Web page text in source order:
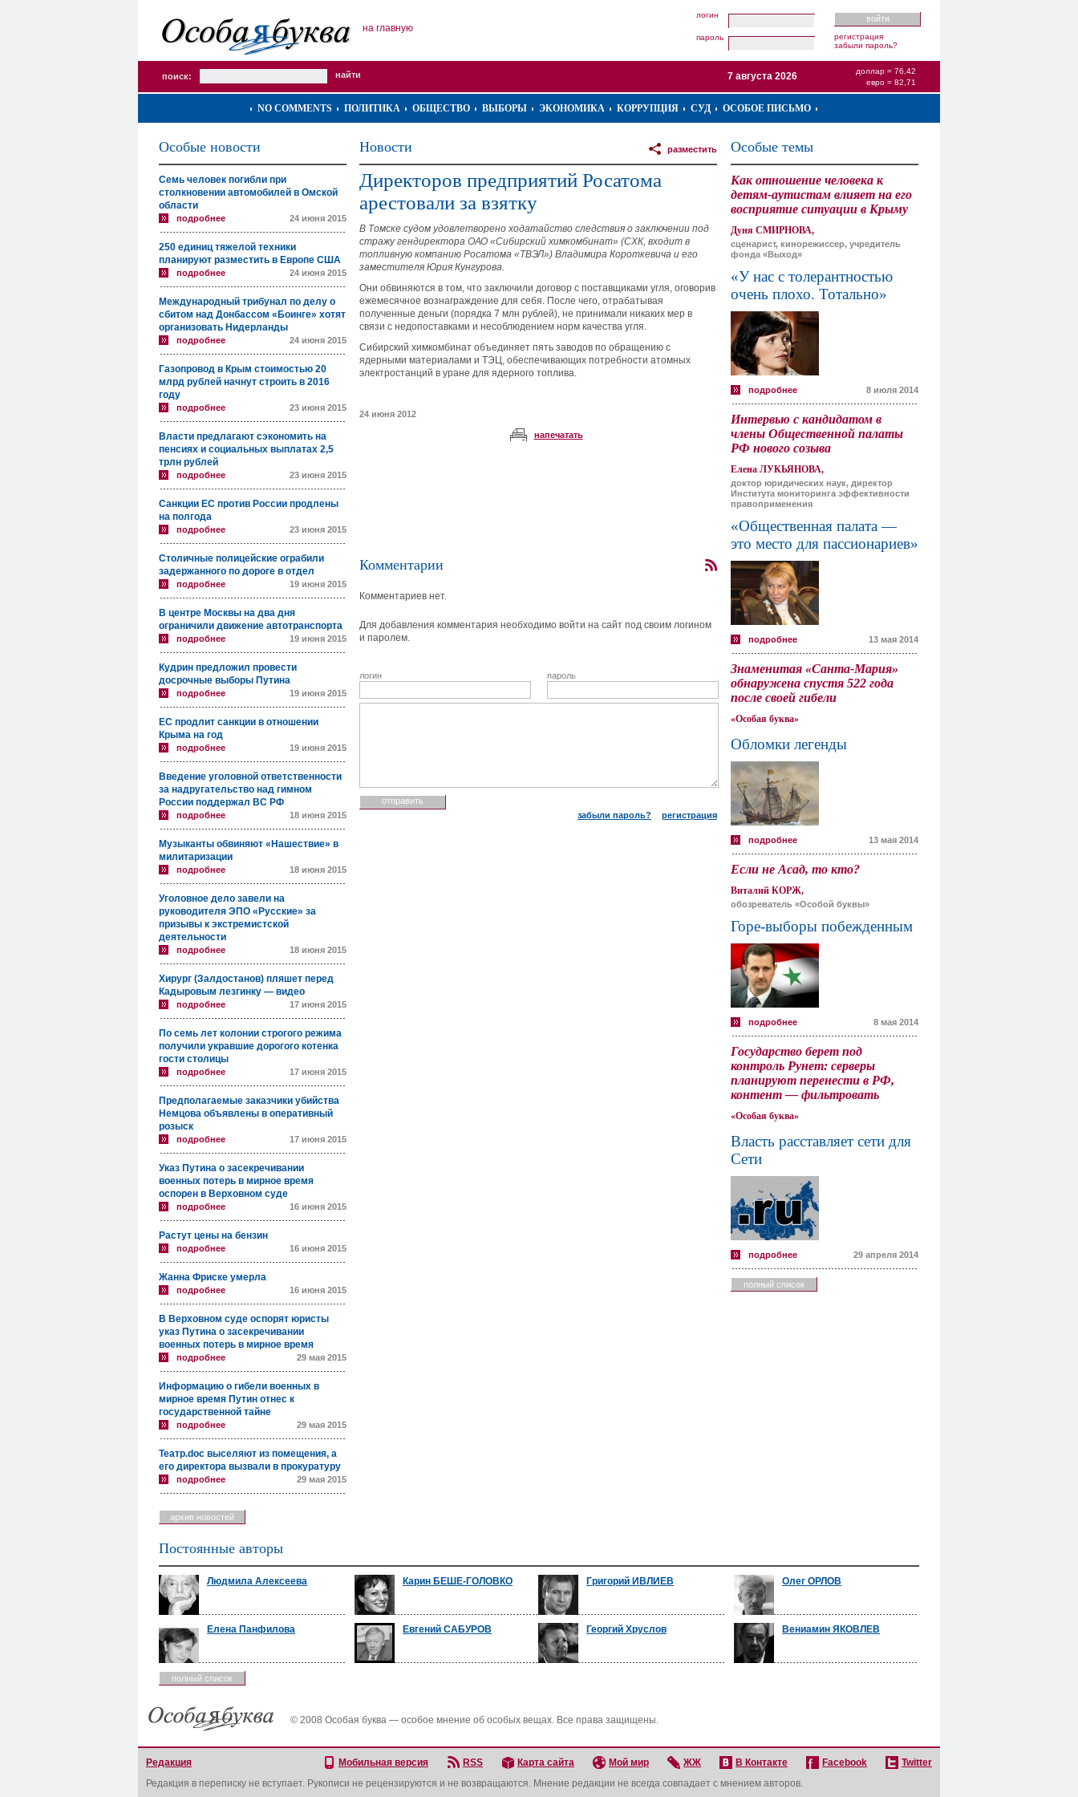
на главную
логин
пароль
регистрация
забыли пароль?
поиск:
доллар = 76,42
евро = 82,71
7 августа 2026
NO COMMENTS ПОЛИТИКА ОБЩЕСТВО ВЫБОРЫ ЭКОНОМИКА КОРРУПЦИЯ СУД ОСОБОЕ ПИСЬМО
Особые новости
Семь человек погибли при
столкновении автомобилей в Омской
области
подробнее 24 июня 2015
250 единиц тяжелой техники
планируют разместить в Европе США
подробнее 24 июня 2015
Международный трибунал по делу о
сбитом над Донбассом «Боинге» хотят
организовать Нидерланды
подробнее 24 июня 2015
Газопровод в Крым стоимостью 20
млрд рублей начнут строить в 2016
году
подробнее 23 июня 2015
Власти предлагают сэкономить на
пенсиях и социальных выплатах 2,5
трлн рублей
подробнее 23 июня 2015
Санкции ЕС против России продлены
на полгода
подробнее 23 июня 2015
Столичные полицейские ограбили
задержанного по дороге в отдел
подробнее 19 июня 2015
В центре Москвы на два дня
ограничили движение автотранспорта
подробнее 19 июня 2015
Кудрин предложил провести
досрочные выборы Путина
подробнее 19 июня 2015
ЕС продлит санкции в отношении
Крыма на год
подробнее 19 июня 2015
Введение уголовной ответственности
за надругательство над гимном
России поддержал ВС РФ
подробнее 18 июня 2015
Музыканты обвиняют «Нашествие» в
милитаризации
подробнее 18 июня 2015
Уголовное дело завели на
руководителя ЭПО «Русские» за
призывы к экстремистской
деятельности
подробнее 18 июня 2015
Хирург (Залдостанов) пляшет перед
Кадыровым лезгинку — видео
подробнее 17 июня 2015
По семь лет колонии строгого режима
получили укравшие дорогого котенка
гости столицы
подробнее 17 июня 2015
Предполагаемые заказчики убийства
Немцова объявлены в оперативный
розыск
подробнее 17 июня 2015
Указ Путина о засекречивании
военных потерь в мирное время
оспорен в Верховном суде
подробнее 16 июня 2015
Растут цены на бензин
подробнее 16 июня 2015
Жанна Фриске умерла
подробнее 16 июня 2015
В Верховном суде оспорят юристы
указ Путина о засекречивании
военных потерь в мирное время
подробнее 29 мая 2015
Информацию о гибели военных в
мирное время Путин отнес к
государственной тайне
подробнее 29 мая 2015
Театр.doc выселяют из помещения, а
его директора вызвали в прокуратуру
подробнее 29 мая 2015
архив новостей
Новости разместить
Директоров предприятий Росатома
арестовали за взятку
В Томске судом удовлетворено ходатайство следствия о заключении под
стражу гендиректора ОАО «Сибирский химкомбинат» (СХК, входит в
топливную компанию Росатома «ТВЭЛ») Владимира Короткевича и его
заместителя Юрия Кунгурова.
Они обвиняются в том, что заключили договор с поставщиками угля, оговорив
ежемесячное вознаграждение для себя. После чего, отрабатывая
полученные деньги (порядка 7 млн рублей), не принимали никаких мер в
связи с недопоставками и несоблюдением норм качества угля.
Сибирский химкомбинат объединяет пять заводов по обращению с
ядерными материалами и ТЭЦ, обеспечивающих потребности атомных
электростанций в уране для ядерного топлива.
24 июня 2012
напечатать
Комментарии
Комментариев нет.
Для добавления комментария необходимо войти на сайт под своим логином
и паролем.
логин пароль
забыли пароль? регистрация
Особые темы
Как отношение человека к
детям-аутистам влияет на его
восприятие ситуации в Крыму
Дуня СМИРНОВА,
сценарист, кинорежиссер, учредитель
фонда «Выход»
«У нас с толерантностью
очень плохо. Тотально»
подробнее 8 июля 2014
Интервью с кандидатом в
члены Общественной палаты
РФ нового созыва
Елена ЛУКЬЯНОВА,
доктор юридических наук, директор
Института мониторинга эффективности
правоприменения
«Общественная палата —
это место для пассионариев»
подробнее 13 мая 2014
Знаменитая «Санта-Мария»
обнаружена спустя 522 года
после своей гибели
«Особая буква»
Обломки легенды
подробнее 13 мая 2014
Если не Асад, то кто?
Виталий КОРЖ,
обозреватель «Особой буквы»
Горе-выборы побежденным
подробнее 8 мая 2014
Государство берет под
контроль Рунет: серверы
планируют перенести в РФ,
контент — фильтровать
«Особая буква»
Власть расставляет сети для
Сети
подробнее 29 апреля 2014
полный список
Постоянные авторы
Людмила Алексеева Карин БЕШЕ-ГОЛОВКО Григорий ИВЛИЕВ Олег ОРЛОВ
Елена Панфилова Евгений САБУРОВ Георгий Хруслов Вениамин ЯКОВЛЕВ
полный список
© 2008 Особая буква — особое мнение об особых вещах. Все права защищены.
Редакция Мобильная версия RSS Карта сайта Мой мир ЖЖ В Контакте Facebook
Twitter
Редакция в переписку не вступает. Рукописи не рецензируются и не возвращаются. Мнение редакции не всегда совпадает с мнением авторов.